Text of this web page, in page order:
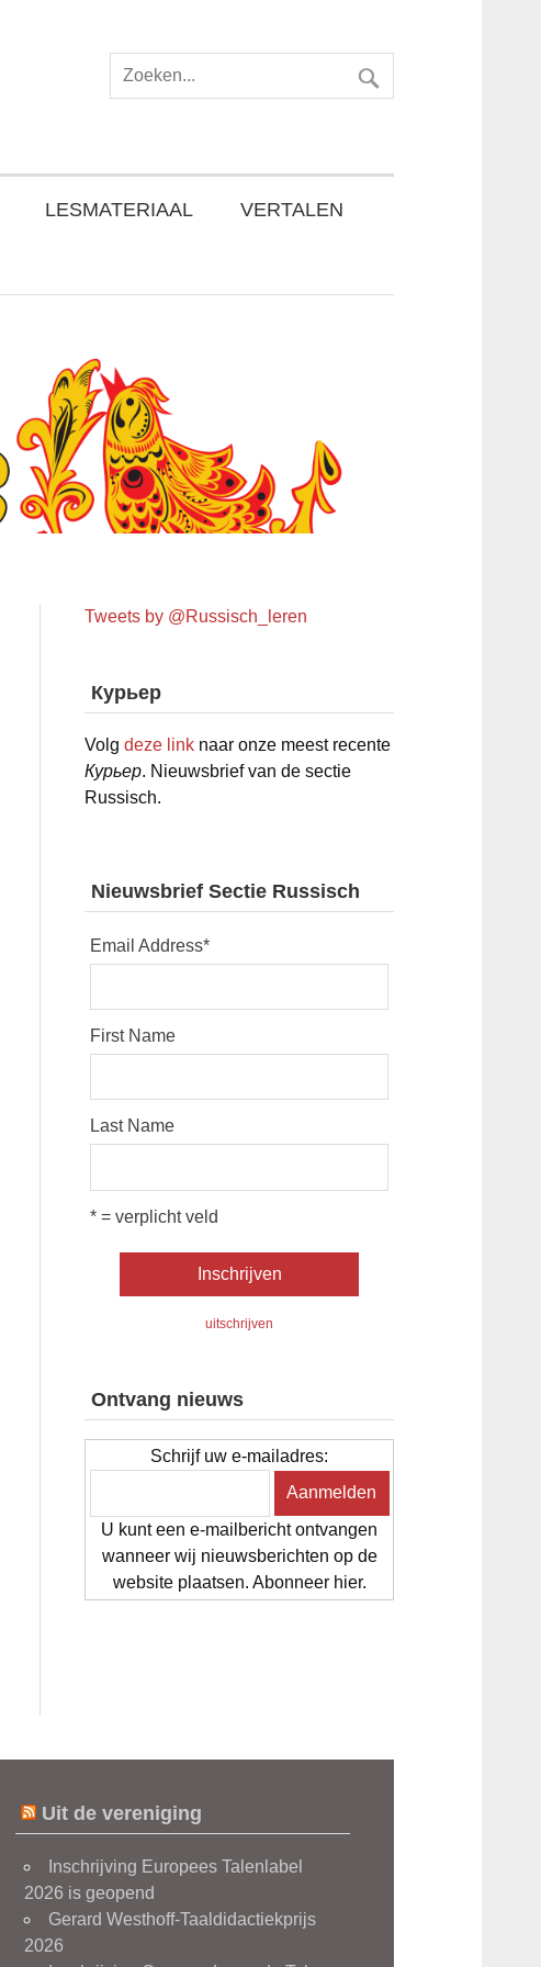
LESMATERIAAL VERTALEN
Tweets by @Russisch_leren
Курьер
Volgdeze link naar onze meest recente
Курьер. Nieuwsbrief van de sectie
Russisch.
Nieuwsbrief Sectie Russisch
Email Address*
First Name
Last Name
* = verplicht veld
uitschrijven
Ontvang nieuws
Schrijf uw e-mailadres:
U kunt een e-mailbericht ontvangen
wanneer wij nieuwsberichten op de
website plaatsen. Abonneer hier.
Uit de vereniging
Inschrijving Europees Talenlabel
2026 is geopend
Gerard Westhoff-Taaldidactiekprijs
2026